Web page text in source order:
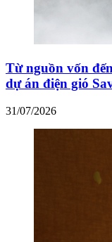
Từ nguồn vốn
dự án điện gió
31/07/2026